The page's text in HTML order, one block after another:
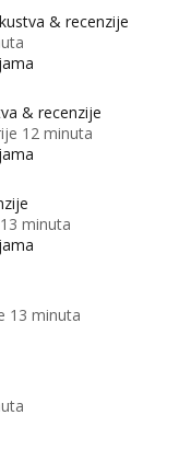
& recenzije
& recenzije
12 minuta
minuta
13 minuta